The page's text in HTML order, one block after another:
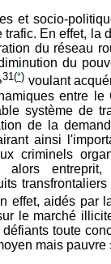
et socio-
En effet, la
du réseau
du
31(*)voulant
entre le
système de
de la
ainsi
criminels
entreprit,
effet, aidés par
le marché
toute
mais pauvre